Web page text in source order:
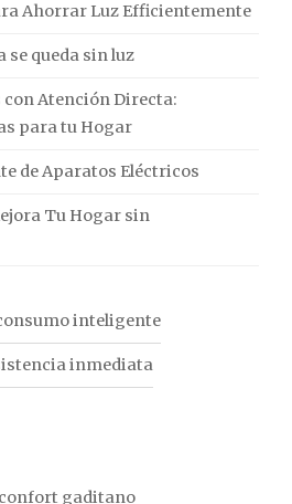
Ahorrar Luz Efficientemente
se queda sin luz
Atención Directa:
para tu Hogar
de Aparatos Eléctricos
Tu Hogar sin
inteligente
inmediata
gaditano